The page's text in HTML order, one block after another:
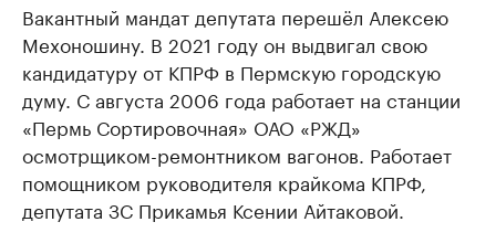
Вакантный мандат депутата перешёл Алексею
Мехоношину. В 2021 году он выдвигал свою
кандидатуру от КПРФ в Пермскую городскую
думу. С августа 2006 года работает на станции
«Пермь Сортировочная» ОАО «РЖД»
осмотрщиком-ремонтником вагонов. Работает
помощником руководителя крайкома КПРФ,
депутата ЗС Прикамья Ксении Айтаковой.